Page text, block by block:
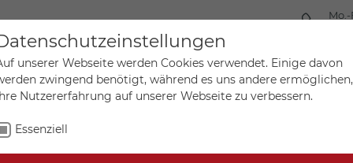
Mein
Sonderanfertigungen
unserer Webseite werden Cookies verwendet. Einige davon
zwingend benötigt, während es uns andere ermöglichen,
Nutzererfahrung auf unserer Webseite zu verbessern.
Essenziell